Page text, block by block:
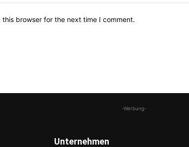
browser for the next time I comment.
-Werbung-
Unternehmen